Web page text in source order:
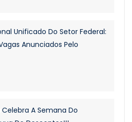
Unificado Do Setor Federal:
Anunciados Pelo
A Semana Do